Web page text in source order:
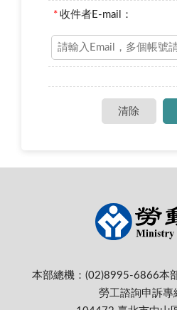
* 收件者E-mail：
本部總機：(02)8995-6866本
勞工諮詢申訴專